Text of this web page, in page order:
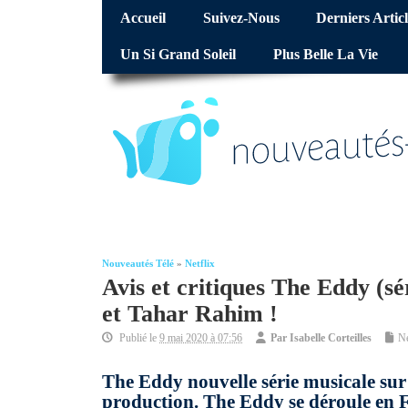
Accueil Suivez-Nous Derniers
Un Si Grand Soleil Plus Belle La Vie
Nouveautés Télé » Netflix
Avis et critiques The Eddy
et Tahar Rahim !
Publié le 9 mai 2020 à 07:56 Par Isabelle Corteilles
The Eddy nouvelle série musicale
production. The Eddy se déroule en